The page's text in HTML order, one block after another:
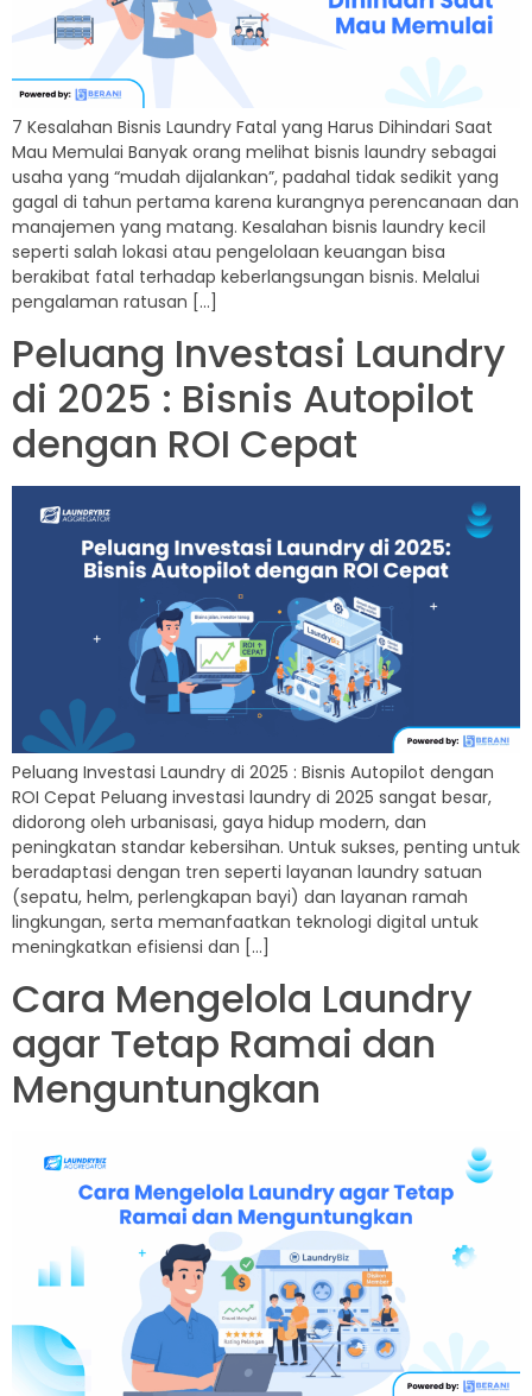
7 Kesalahan Bisnis Laundry Fatal yang Harus Dihindari Saat
Mau Memulai Banyak orang melihat bisnis laundry sebagai
usaha yang “mudah dijalankan”, padahal tidak sedikit yang
gagal di tahun pertama karena kurangnya perencanaan dan
manajemen yang matang. Kesalahan bisnis laundry kecil
seperti salah lokasi atau pengelolaan keuangan bisa
berakibat fatal terhadap keberlangsungan bisnis. Melalui
pengalaman ratusan […]
Peluang Investasi Laundry
di 2025 : Bisnis Autopilot
dengan ROI Cepat
Peluang Investasi Laundry di 2025 : Bisnis Autopilot dengan
ROI Cepat Peluang investasi laundry di 2025 sangat besar,
didorong oleh urbanisasi, gaya hidup modern, dan
peningkatan standar kebersihan. Untuk sukses, penting untuk
beradaptasi dengan tren seperti layanan laundry satuan
(sepatu, helm, perlengkapan bayi) dan layanan ramah
lingkungan, serta memanfaatkan teknologi digital untuk
meningkatkan efisiensi dan […]
Cara Mengelola Laundry
agar Tetap Ramai dan
Menguntungkan